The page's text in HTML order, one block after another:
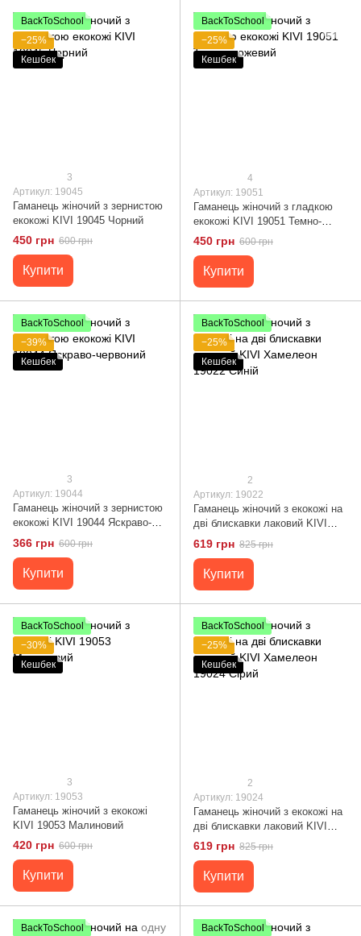
BackToSchool
−25%
Кешбек
3
Артикул: 19045
Гаманець жіночий з зернистою
екокожі KIVI 19045 Чорний
450 грн 600 грн
Купити
BackToSchool
−25%
Кешбек
4
Артикул: 19051
Гаманець жіночий з гладкою
екокожі KIVI 19051 Темно-
рожевий
450 грн 600 грн
Купити
BackToSchool
−39%
Кешбек
3
Артикул: 19044
Гаманець жіночий з зернистою
екокожі KIVI 19044 Яскраво-
червоний
366 грн 600 грн
Купити
BackToSchool
−25%
Кешбек
2
Артикул: 19022
Гаманець жіночий з екокожі на
дві блискавки лаковий KIVI
Хамелеон 19022 Синій
619 грн 825 грн
Купити
BackToSchool
−30%
Кешбек
3
Артикул: 19053
Гаманець жіночий з екокожі
KIVI 19053 Малиновий
420 грн 600 грн
Купити
BackToSchool
−25%
Кешбек
2
Артикул: 19024
Гаманець жіночий з екокожі на
дві блискавки лаковий KIVI
Хамелеон 19024 Сірий
619 грн 825 грн
Купити
BackToSchool
BackToSchool